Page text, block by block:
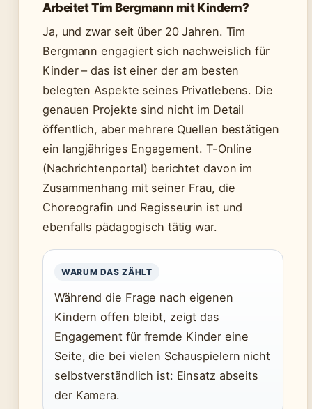
Arbeitet Tim Bergmann mit Kindern?
Ja, und zwar seit über 20 Jahren. Tim
Bergmann engagiert sich nachweislich für
Kinder – das ist einer der am besten
belegten Aspekte seines Privatlebens. Die
genauen Projekte sind nicht im Detail
öffentlich, aber mehrere Quellen bestätigen
ein langjähriges Engagement. T-Online
(Nachrichtenportal) berichtet davon im
Zusammenhang mit seiner Frau, die
Choreografin und Regisseurin ist und
ebenfalls pädagogisch tätig war.
WARUM DAS ZÄHLT
Während die Frage nach eigenen
Kindern offen bleibt, zeigt das
Engagement für fremde Kinder eine
Seite, die bei vielen Schauspielern nicht
selbstverständlich ist: Einsatz abseits
der Kamera.